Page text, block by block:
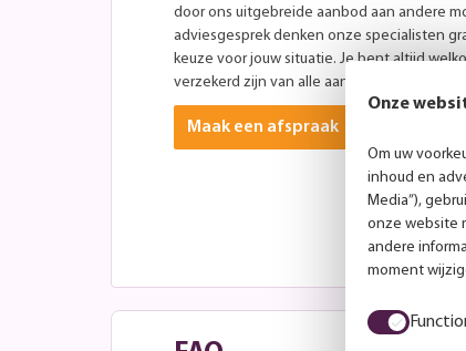
door ons uitgebreide aanbod aan andere
adviesgesprek denken onze specialisten
keuze voor jouw situatie. Je bent altijd
verzekerd zijn van alle aandacht? Plan dan
Maak een afspraak
Onze
Om uw
inhoud en
Media”),
onze website
andere
moment